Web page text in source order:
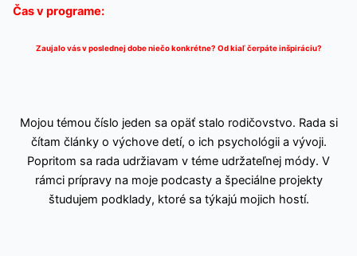
Čas v programe:
Zaujalo vás v poslednej dobe niečo konkrétne? Od kiaľ čerpáte inšpiráciu?
Mojou témou číslo jeden sa opäť stalo rodičovstvo. Rada si
čítam články o výchove detí, o ich psychológii a vývoji.
Popritom sa rada udržiavam v téme udržateľnej módy. V
rámci prípravy na moje podcasty a špeciálne projekty
študujem podklady, ktoré sa týkajú mojich hostí.